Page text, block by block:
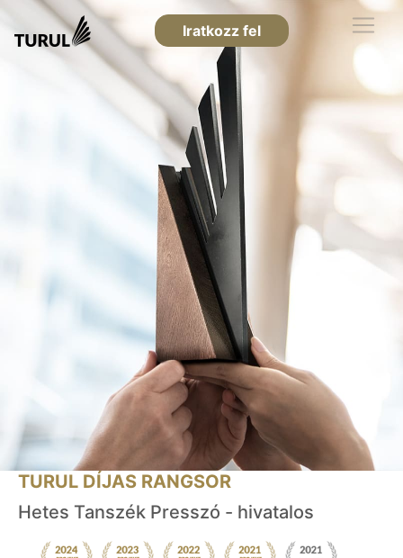
Iratkozz fel
TURUL DÍJAS RANGSOR
Hetes Tanszék Presszó - hivatalos